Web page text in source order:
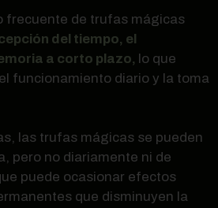
frecuente de trufas mágicas
del tiempo, el
a corto plazo, lo que
funcionamiento diario y la toma
las trufas mágicas se pueden
pero no diariamente ni de
puede ocasionar efectos
que disminuyen la